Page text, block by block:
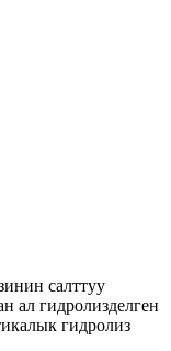
салттуу
ал гидролизделген
гидролиз